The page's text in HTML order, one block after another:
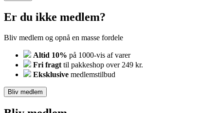
Er du ikke medlem?
Bliv medlem og opnå en masse fordele
Altid 10% på 1000-vis af varer
Fri fragt til pakkeshop over 249 kr.
Eksklusive medlemstilbud
Bliv medlem